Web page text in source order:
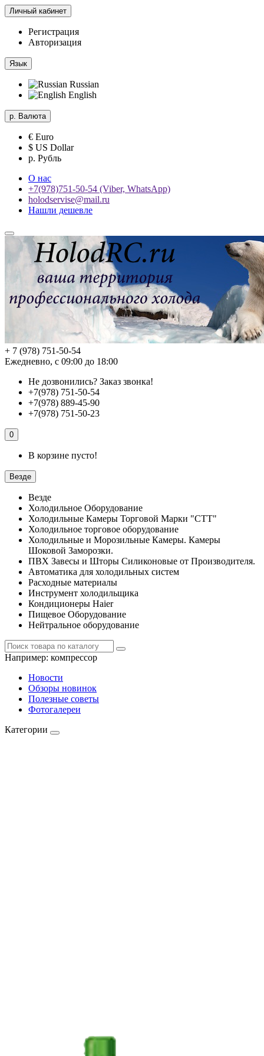
Личный кабинет
Регистрация
Авторизация
Язык
Russian
English
р. Валюта
€ Euro
$ US Dollar
р. Рубль
О нас
+7(978)751-50-54 (Viber, WhatsApp)
holodservise@mail.ru
Нашли дешевле
+ 7 (978) 751-50-54
Ежедневно, с 09:00 до 18:00
Не дозвонились? Заказ звонка!
+7(978) 751-50-54
+7(978) 889-45-90
+7(978) 751-50-23
0
В корзине пусто!
Везде
Везде
Холодильное Оборудование
Холодильные Камеры Торговой Марки "СТТ"
Холодильное торговое оборудование
Холодильные и Морозильные Камеры. Камеры
Шоковой Заморозки.
ПВХ Завесы и Шторы Силиконовые от Производителя.
Автоматика для холодильных систем
Расходные материалы
Инструмент холодильщика
Кондиционеры Haier
Пищевое Оборудование
Нейтральное оборудование
Например: компрессор
Новости
Обзоры новинок
Полезные советы
Фотогалереи
Категории